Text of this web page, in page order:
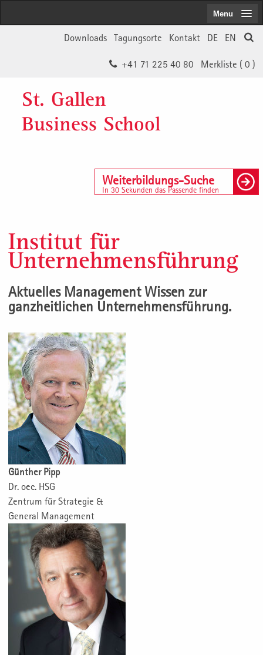
EN
DE
Kontakt
Tagungsorte
Downloads
Merkliste ( 0 )
+41 71 225 40 80
St. Gallen
Business School
Weiterbildungs-Suche
In 30 Sekunden das Passende finden
Menu
Institut für
Unternehmensführung
Aktuelles Management Wissen zur
ganzheitlichen Unternehmensführung.
Günther Pipp
Dr. oec. HSG
Zentrum für Strategie &
General Management